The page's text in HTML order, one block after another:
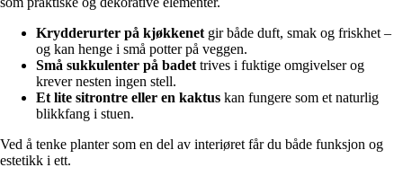
Krydderurter på kjøkkenet gir både duft, smak og friskhet –
og kan henge i små potter på veggen.
Små sukkulenter på badet trives i fuktige omgivelser og
krever nesten ingen stell.
Et lite sitrontre eller en kaktus kan fungere som et naturlig
blikkfang i stuen.
Ved å tenke planter som en del av interiøret får du både funksjon og
estetikk i ett.